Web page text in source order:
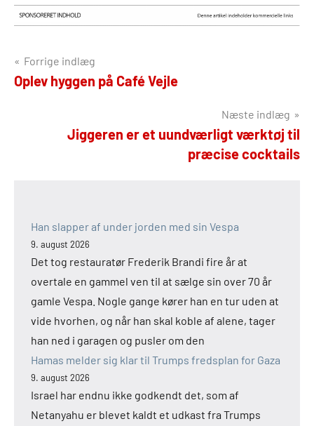
Indlægsnavigation
Forrige indlæg
Oplev hyggen på Café Vejle
Næste indlæg
Jiggeren er et uundværligt værktøj til
præcise cocktails
Han slapper af under jorden med sin Vespa
9. august 2026
Det tog restauratør Frederik Brandi fire år at
overtale en gammel ven til at sælge sin over 70 år
gamle Vespa. Nogle gange kører han en tur uden at
vide hvorhen, og når han skal koble af alene, tager
han ned i garagen og pusler om den
Hamas melder sig klar til Trumps fredsplan for Gaza
9. august 2026
Israel har endnu ikke godkendt det, som af
Netanyahu er blevet kaldt et udkast fra Trumps